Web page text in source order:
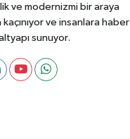
ve modernizmi bir araya
ve insanlara haber
sunuyor.